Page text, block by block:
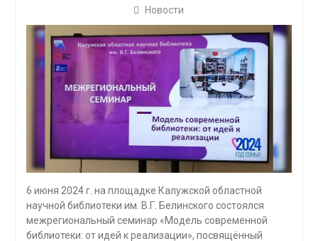
Новости
6 июня 2024 г. на площадке Калужской областной
научной библиотеки им. В.Г. Белинского состоялся
межрегиональный семинар «Модель современной
библиотеки: от идей к реализации», посвящённый